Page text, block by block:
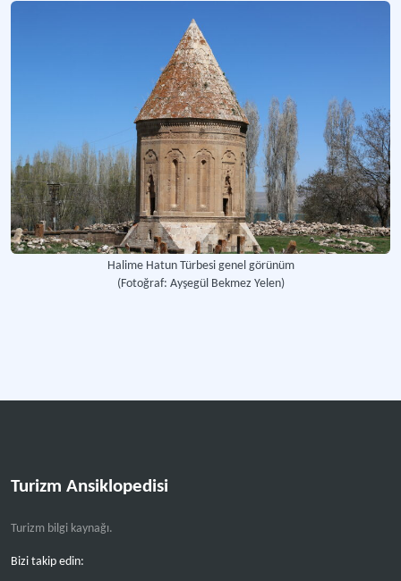
Halime Hatun Türbesi genel görünüm
(Fotoğraf: Ayşegül Bekmez Yelen)
Turizm Ansiklopedisi
Turizm bilgi kaynağı.
Bizi takip edin: